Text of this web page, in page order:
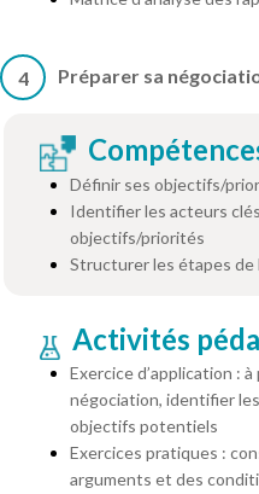
4 Préparer sa
Définir ses objectifs/
Identifier les acteurs
objectifs/priorités
Structurer les étapes de
Activités
Exercice d’application :
négociation, identifier
objectifs potentiels
Exercices pratiques :
arguments et des